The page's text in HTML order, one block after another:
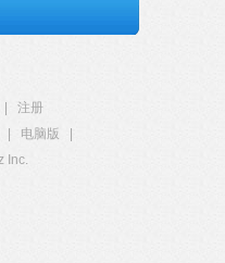
注册
电脑版
Inc.